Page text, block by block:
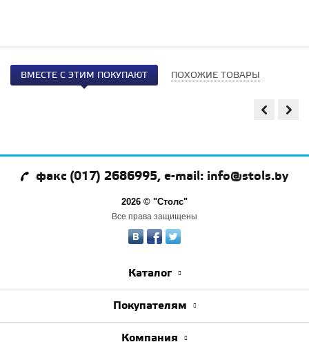
ВМЕСТЕ С ЭТИМ ПОКУПАЮТ ПОХОЖИЕ ТОВАРЫ
факс (017) 2686995, e-mail: info@stols.by
2026 © "Столс"
Все права защищены
Каталог
Покупателям
Компания